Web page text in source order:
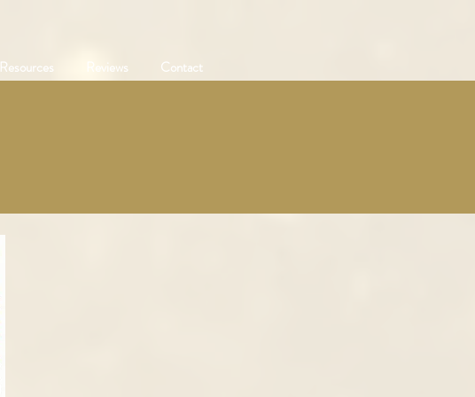
Resources Reviews Contact